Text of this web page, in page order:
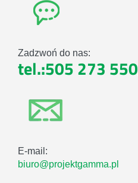
Zadzwoń do nas:
tel.:505 273 550
E-mail:
biuro@projektgamma.pl